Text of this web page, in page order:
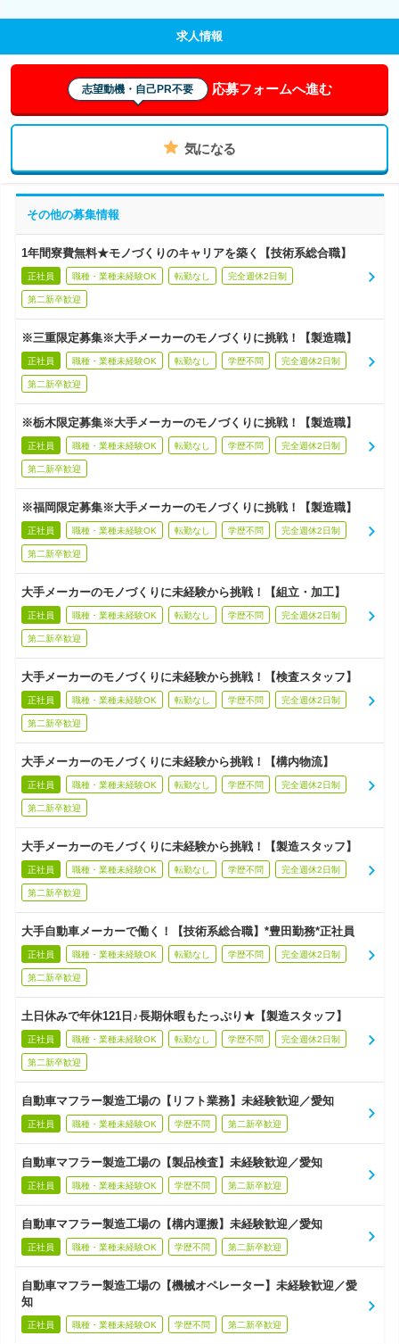
求人情報
志望動機・自己PR不要 応募フォームへ進む
気になる
その他の募集情報
1年間寮費無料★モノづくりのキャリアを築く【技術系総合職】
正社員 職種・業種未経験OK 転勤なし 完全週休2日制
第二新卒歓迎
※三重限定募集※大手メーカーのモノづくりに挑戦！【製造職】
正社員 職種・業種未経験OK 転勤なし 学歴不問 完全週休2日制
第二新卒歓迎
※栃木限定募集※大手メーカーのモノづくりに挑戦！【製造職】
正社員 職種・業種未経験OK 転勤なし 学歴不問 完全週休2日制
第二新卒歓迎
※福岡限定募集※大手メーカーのモノづくりに挑戦！【製造職】
正社員 職種・業種未経験OK 転勤なし 学歴不問 完全週休2日制
第二新卒歓迎
大手メーカーのモノづくりに未経験から挑戦！【組立・加工】
正社員 職種・業種未経験OK 転勤なし 学歴不問 完全週休2日制
第二新卒歓迎
大手メーカーのモノづくりに未経験から挑戦！【検査スタッフ】
正社員 職種・業種未経験OK 転勤なし 学歴不問 完全週休2日制
第二新卒歓迎
大手メーカーのモノづくりに未経験から挑戦！【構内物流】
正社員 職種・業種未経験OK 転勤なし 学歴不問 完全週休2日制
第二新卒歓迎
大手メーカーのモノづくりに未経験から挑戦！【製造スタッフ】
正社員 職種・業種未経験OK 転勤なし 学歴不問 完全週休2日制
第二新卒歓迎
大手自動車メーカーで働く！【技術系総合職】*豊田勤務*正社員
正社員 職種・業種未経験OK 転勤なし 学歴不問 完全週休2日制
第二新卒歓迎
土日休みで年休121日♪長期休暇もたっぷり★【製造スタッフ】
正社員 職種・業種未経験OK 転勤なし 学歴不問 完全週休2日制
第二新卒歓迎
自動車マフラー製造工場の【リフト業務】未経験歓迎／愛知
正社員 職種・業種未経験OK 学歴不問 第二新卒歓迎
自動車マフラー製造工場の【製品検査】未経験歓迎／愛知
正社員 職種・業種未経験OK 学歴不問 第二新卒歓迎
自動車マフラー製造工場の【構内運搬】未経験歓迎／愛知
正社員 職種・業種未経験OK 学歴不問 第二新卒歓迎
自動車マフラー製造工場の【機械オペレーター】未経験歓迎／愛
知
正社員 職種・業種未経験OK 学歴不問 第二新卒歓迎